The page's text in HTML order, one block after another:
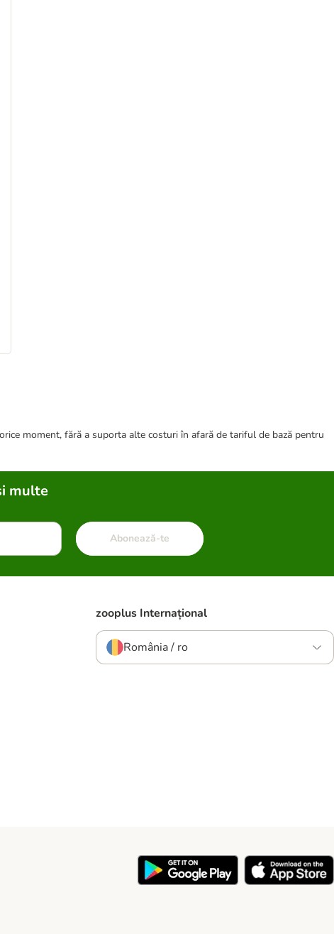
moment, fără a suporta alte costuri în afară de tariful de bază pentru
multe
Abonează-te
zooplus Internațional
România / ro